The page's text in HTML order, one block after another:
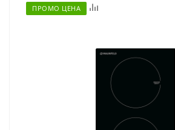
ПРОМО ЦЕНА
Отложить